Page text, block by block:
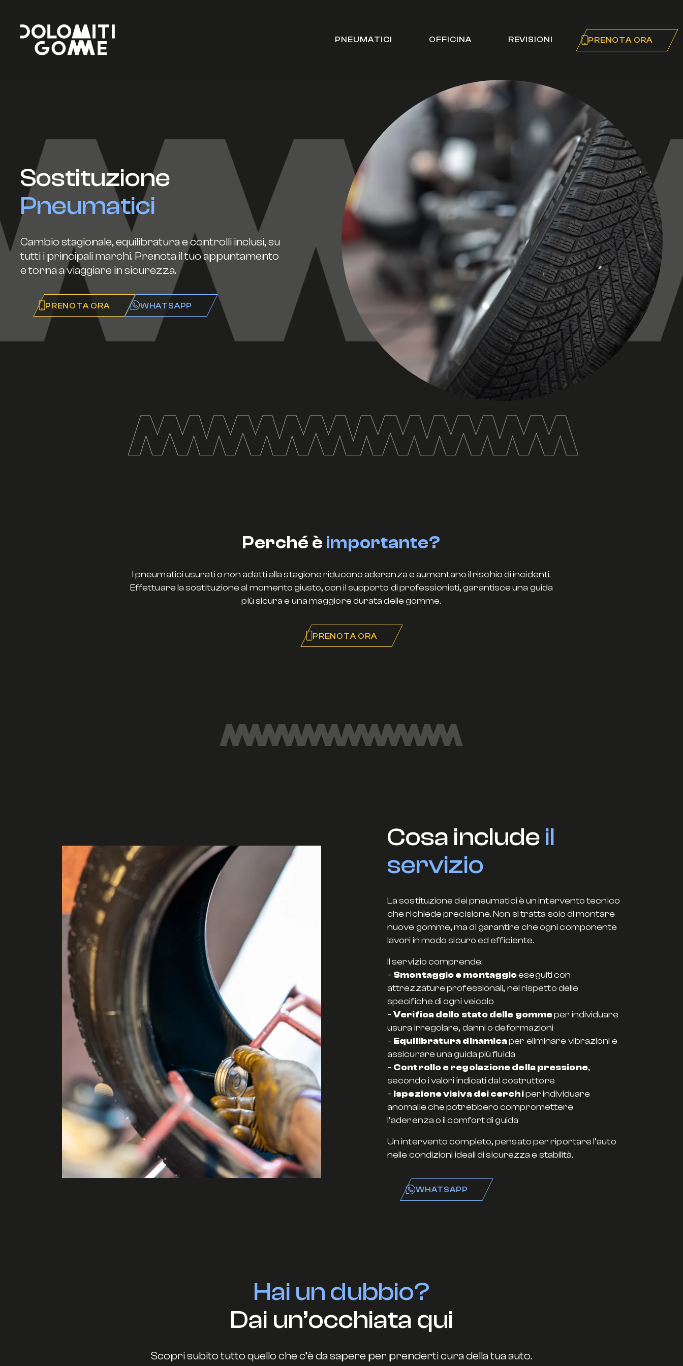
PNEUMATICI OFFICINA REVISIONI PRENOTA ORA
Sostituzione
Pneumatici
Cambio stagionale, equilibratura e controlli inclusi, su
tutti i principali marchi. Prenota il tuo appuntamento
e torna a viaggiare in sicurezza.
PRENOTA ORA WHATSAPP
Perché è importante?
I pneumatici usurati o non adatti alla stagione riducono aderenza e aumentano il rischio di incidenti.
Effettuare la sostituzione al momento giusto, con il supporto di professionisti, garantisce una guida
più sicura e una maggiore durata delle gomme.
PRENOTA ORA
Cosa include il
servizio
La sostituzione dei pneumatici è un intervento tecnico
che richiede precisione. Non si tratta solo di montare
nuove gomme, ma di garantire che ogni componente
lavori in modo sicuro ed efficiente.
Il servizio comprende:
– Smontaggio e montaggioeseguiti con
attrezzature professionali, nel rispetto delle
specifiche di ogni veicolo
–Verifica dello stato delle gommeper individuare
usura irregolare, danni o deformazioni
– Equilibratura dinamicaper eliminare vibrazioni e
assicurare una guida più fluida
– Controllo e regolazione della pressione,
secondo i valori indicati dal costruttore
– Ispezione visiva dei cerchiper individuare
anomalie che potrebbero compromettere
l’aderenza o il comfort di guida
Un intervento completo, pensato per riportare l’auto
nelle condizioni ideali di sicurezza e stabilità.
WHATSAPP
Hai un dubbio?
Dai un’occhiata qui
Scopri subito tutto quello che c’è da sapere per prenderti cura della tua auto.